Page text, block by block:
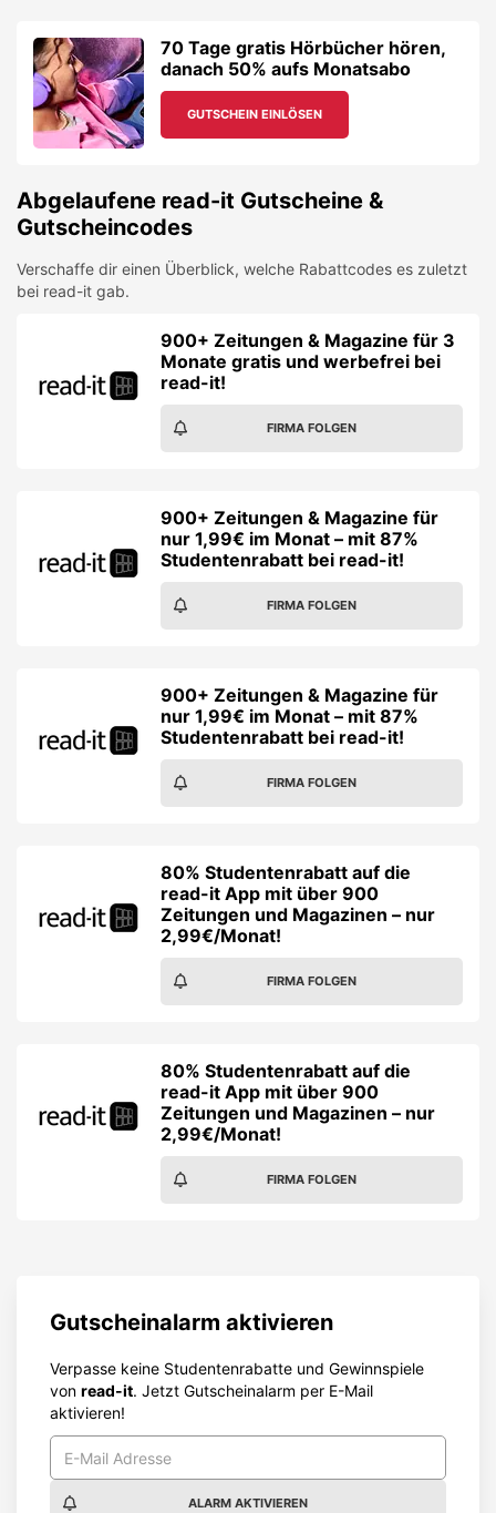
70 Tage gratis Hörbücher hören,
danach 50% aufs Monatsabo
GUTSCHEIN EINLÖSEN
Abgelaufene read-it Gutscheine &
Gutscheincodes
Verschaffe dir einen Überblick, welche Rabattcodes es zuletzt
bei read-it gab.
900+ Zeitungen & Magazine für 3
Monate gratis und werbefrei bei
read-it!
FIRMA FOLGEN
900+ Zeitungen & Magazine für
nur 1,99€ im Monat – mit 87%
Studentenrabatt bei read-it!
FIRMA FOLGEN
900+ Zeitungen & Magazine für
nur 1,99€ im Monat – mit 87%
Studentenrabatt bei read-it!
FIRMA FOLGEN
80% Studentenrabatt auf die
read-it App mit über 900
Zeitungen und Magazinen – nur
2,99€/Monat!
FIRMA FOLGEN
80% Studentenrabatt auf die
read-it App mit über 900
Zeitungen und Magazinen – nur
2,99€/Monat!
FIRMA FOLGEN
Gutscheinalarm aktivieren
Verpasse keine Studentenrabatte und Gewinnspiele
von read-it. Jetzt Gutscheinalarm per E-Mail
aktivieren!
ALARM AKTIVIEREN